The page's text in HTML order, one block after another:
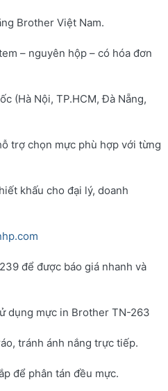
Brother Việt Nam.
– nguyên hộp – có hóa đơn
(Hà Nội, TP.HCM, Đà Nẵng,
trợ chọn mực phù hợp với từng
khấu cho đại lý, doanh
để được báo giá nhanh và
dụng mực in Brother TN-263
tránh ánh nắng trực tiếp.
để phân tán đều mực.